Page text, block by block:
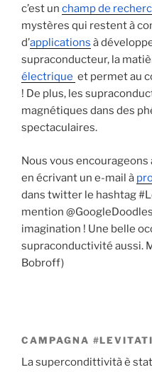
c’est un champ de
mystères qui restent à
d’applications à
supraconducteur, la
électrique et permet au
! De plus, les
magnétiques dans des
spectaculaires.
Nous vous encourageons
en écrivant un e-mail à
dans twitter le hashtag
mention
imagination ! Une belle
supraconductivité aussi.
Bobroff)
CAMPAGNA
La supercondittività è